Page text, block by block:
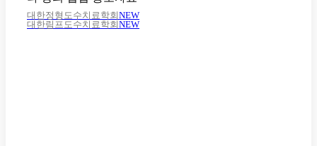
대한정형도수치료학회NEW
대한림프도수치료학회NEW